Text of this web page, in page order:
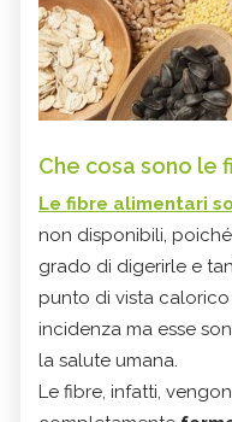
Che cosa sono le
Le fibre alimentari
non disponibili,
grado di digerirle e
punto di vista
incidenza ma esse
la salute umana.
Le fibre, infatti,